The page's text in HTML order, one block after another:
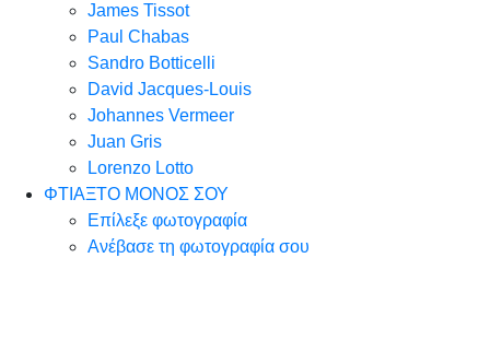
James Tissot
Paul Chabas
Sandro Botticelli
David Jacques-Louis
Johannes Vermeer
Juan Gris
Lorenzo Lotto
ΦΤΙΑΞΤΟ ΜΟΝΟΣ ΣΟΥ
Επίλεξε φωτογραφία
Ανέβασε τη φωτογραφία σου